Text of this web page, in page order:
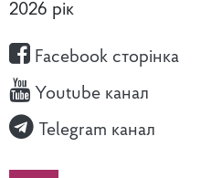
2026 рік
Facebook сторінка
Youtube канал
Telegram канал